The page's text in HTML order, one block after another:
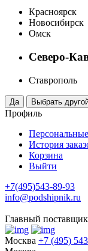
Красноярск
Новосибирск
Омск
Северо-
Ставрополь
Профиль
История
Корзина
Выйти
+7(495)543-89-93
info@podshipnik.ru
Главный
Москва +7 (495)